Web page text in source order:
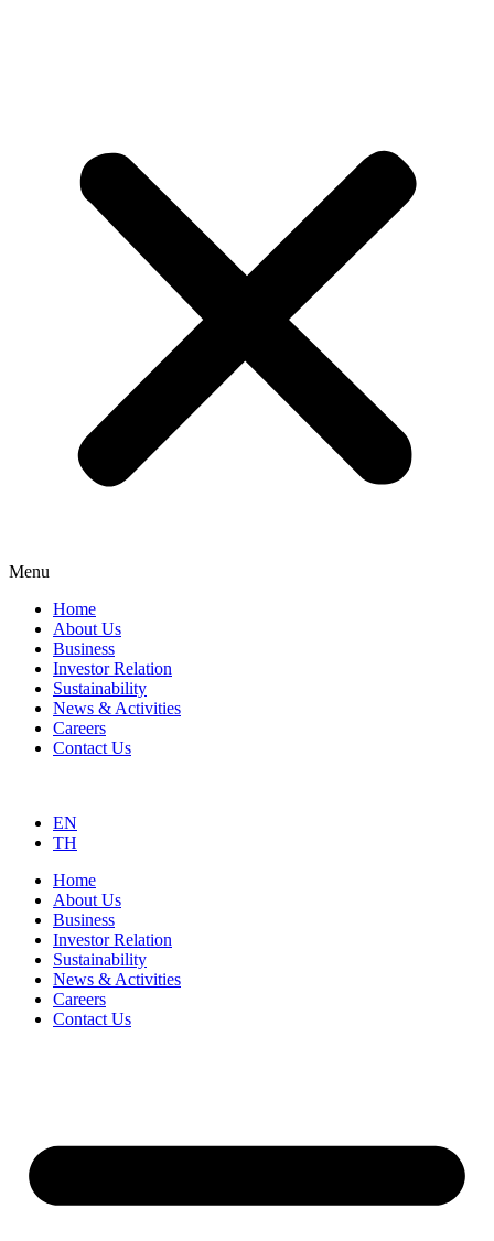
Menu
Home
About Us
Business
Investor Relation
Sustainability
News & Activities
Careers
Contact Us
EN
TH
Home
About Us
Business
Investor Relation
Sustainability
News & Activities
Careers
Contact Us